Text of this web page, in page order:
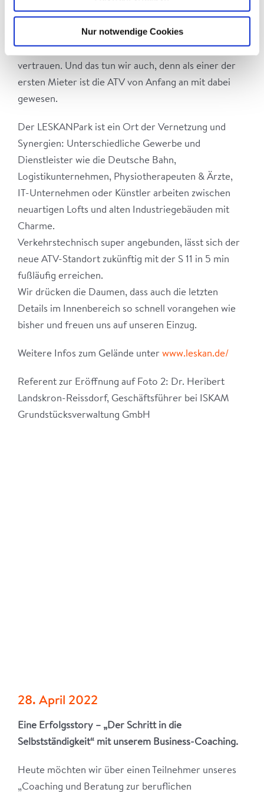
Nur notwendige Cookies
Landskron-Reissdorf sprach bei der Veranstaltung
von Mut, den es benötigt, gerade in schwierigen
Zeiten in ein derart großes Projektvorhaben zu
vertrauen. Und das tun wir auch, denn als einer der
ersten Mieter ist die ATV von Anfang an mit dabei
gewesen.
Der LESKANPark ist ein Ort der Vernetzung und
Synergien: Unterschiedliche Gewerbe und
Dienstleister wie die Deutsche Bahn,
Logistikunternehmen, Physiotherapeuten & Ärzte,
IT-Unternehmen oder Künstler arbeiten zwischen
neuartigen Lofts und alten Industriegebäuden mit
Charme.
Verkehrstechnisch super angebunden, lässt sich der
neue ATV-Standort zukünftig mit der S 11 in 5 min
fußläufig erreichen.
Wir drücken die Daumen, dass auch die letzten
Details im Innenbereich so schnell vorangehen wie
bisher und freuen uns auf unseren Einzug.
Weitere Infos zum Gelände unter www.leskan.de/
Referent zur Eröffnung auf Foto 2: Dr. Heribert
Landskron-Reissdorf, Geschäftsführer bei ISKAM
Grundstücksverwaltung GmbH
28. April 2022
Eine Erfolgsstory – „Der Schritt in die
Selbstständigkeit“ mit unserem Business-Coaching.
Heute möchten wir über einen Teilnehmer unseres
„Coaching und Beratung zur beruflichen